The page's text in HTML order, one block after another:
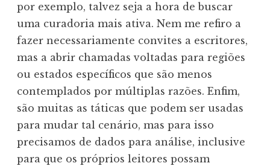
por exemplo, talvez seja a hora de buscar
uma curadoria mais ativa. Nem me refiro a
fazer necessariamente convites a escritores,
mas a abrir chamadas voltadas para regiões
ou estados específicos que são menos
contemplados por múltiplas razões. Enfim,
são muitas as táticas que podem ser usadas
para mudar tal cenário, mas para isso
precisamos de dados para análise, inclusive
para que os próprios leitores possam